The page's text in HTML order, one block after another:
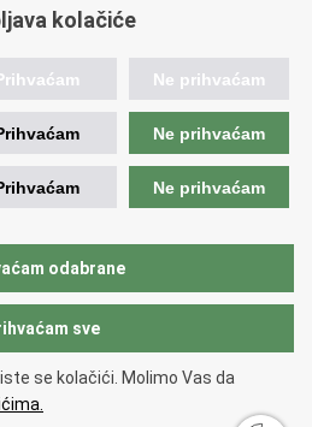
i hranu
ribarstvu i ruralnom
šumarstva i ribarstva.
kolačiće
Ne prihvaćam
Ne prihvaćam
Ne prihvaćam
odabrane
sve
se kolačići. Molimo Vas da